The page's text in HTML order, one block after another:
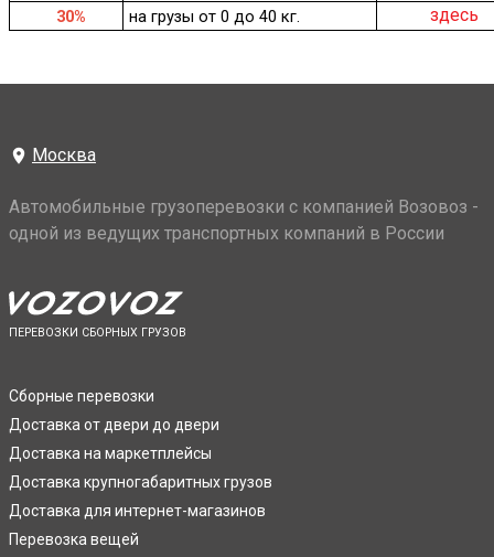
30% на грузы от 0 до 40 кг. здесь
Москва
Автомобильные грузоперевозки с компанией Возовоз -
одной из ведущих транспортных компаний в России
ПЕРЕВОЗКИ СБОРНЫХ ГРУЗОВ
Сборные перевозки
Доставка от двери до двери
Доставка на маркетплейсы
Доставка крупногабаритных грузов
Доставка для интернет-магазинов
Перевозка вещей